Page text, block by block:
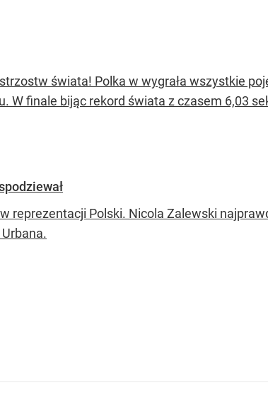
świata! Polka w wygrała wszystkie
W finale bijąc rekord świata z czasem 6,03
reprezentacji Polski. Nicola Zalewski